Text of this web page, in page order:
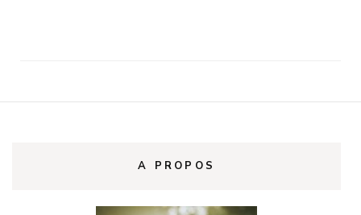
A PROPOS